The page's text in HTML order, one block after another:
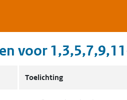
voor
Toelichting